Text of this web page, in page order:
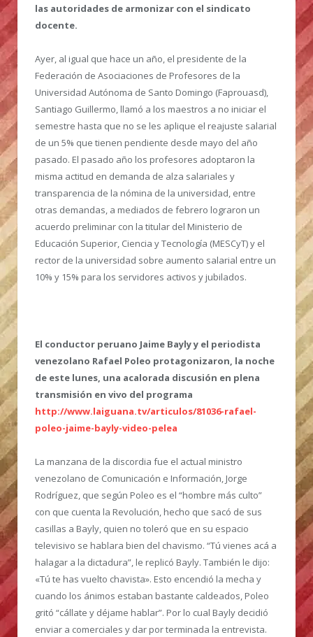
las autoridades de armonizar con el sindicato
docente.
Ayer, al igual que hace un año, el presidente de la
Federación de Asociaciones de Profesores de la
Universidad Autónoma de Santo Domingo (Faprouasd),
Santiago Guillermo, llamó a los maestros a no iniciar el
semestre hasta que no se les aplique el reajuste salarial
de un 5% que tienen pendiente desde mayo del año
pasado. El pasado año los profesores adoptaron la
misma actitud en demanda de alza salariales y
transparencia de la nómina de la universidad, entre
otras demandas, a mediados de febrero lograron un
acuerdo preliminar con la titular del Ministerio de
Educación Superior, Ciencia y Tecnología (MESCyT) y el
rector de la universidad sobre aumento salarial entre un
10% y 15% para los servidores activos y jubilados.
El conductor peruano Jaime Bayly y el periodista
venezolano Rafael Poleo protagonizaron, la noche
de este lunes, una acalorada discusión en plena
transmisión en vivo del programa
http://www.laiguana.tv/articulos/81036-rafael-
poleo-jaime-bayly-video-pelea
La manzana de la discordia fue el actual ministro
venezolano de Comunicación e Información, Jorge
Rodríguez, que según Poleo es el “hombre más culto”
con que cuenta la Revolución, hecho que sacó de sus
casillas a Bayly, quien no toleró que en su espacio
televisivo se hablara bien del chavismo. “Tú vienes acá a
halagar a la dictadura”, le replicó Bayly. También le dijo:
«Tú te has vuelto chavista». Esto encendió la mecha y
cuando los ánimos estaban bastante caldeados, Poleo
gritó “cállate y déjame hablar”. Por lo cual Bayly decidió
enviar a comerciales y dar por terminada la entrevista.